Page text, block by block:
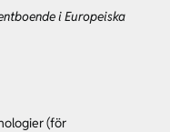
i Europeiska
(för